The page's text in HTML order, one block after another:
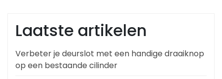
Laatste artikelen
Verbeter je deurslot met een handige draaiknop
op een bestaande cilinder